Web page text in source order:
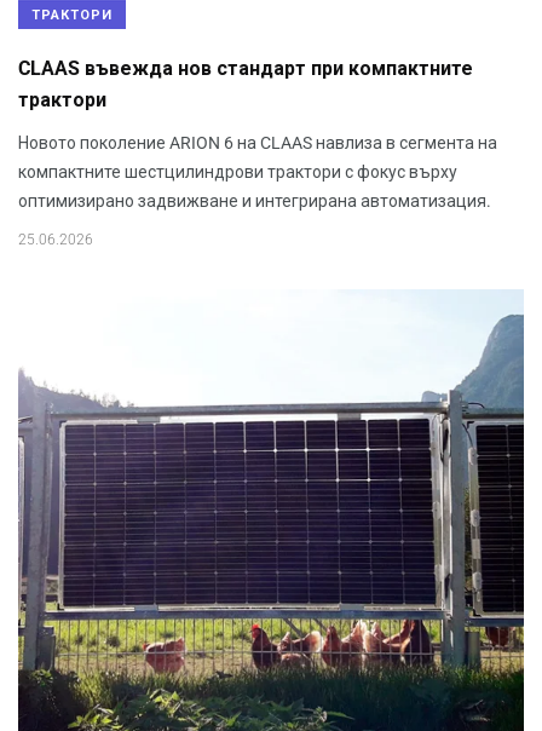
ТРАКТОРИ
CLAAS въвежда нов стандарт при компактните
трактори
Новото поколение ARION 6 на CLAAS навлиза в сегмента на
компактните шестцилиндрови трактори с фокус върху
оптимизирано задвижване и интегрирана автоматизация.
25.06.2026